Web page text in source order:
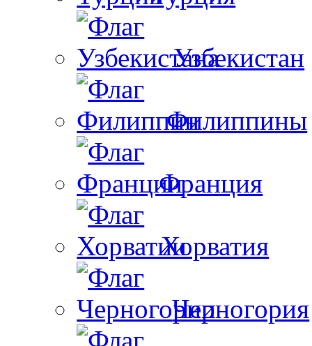
Узбекистан
Филиппины
Франция
Хорватия
Черногория